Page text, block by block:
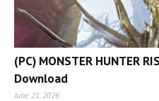
(PC) MONSTER HUNTER
Download
June 21, 2026